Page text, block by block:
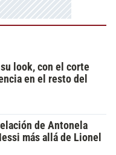
look, con el corte
en el resto del
de Antonela
más allá de Lionel